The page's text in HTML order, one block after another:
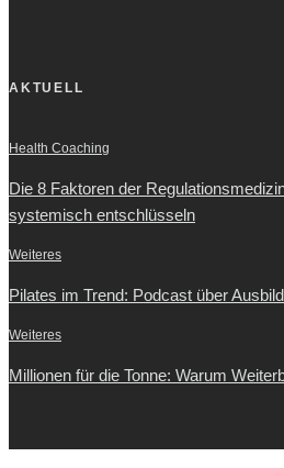
AKTUELL
Health Coaching
Die 8 Faktoren der
systemisch entschlüsseln
Weiteres
Pilates im Trend: Podcast über
Weiteres
Millionen für die Tonne: Warum